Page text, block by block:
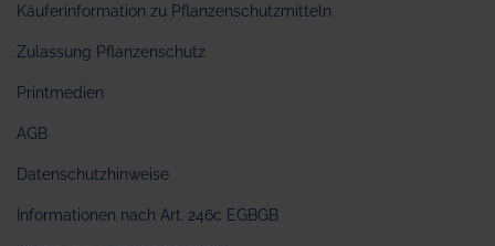
Käuferinformation zu Pflanzenschutzmitteln
Zulassung Pflanzenschutz
Printmedien
AGB
Datenschutzhinweise
Informationen nach Art. 246c EGBGB